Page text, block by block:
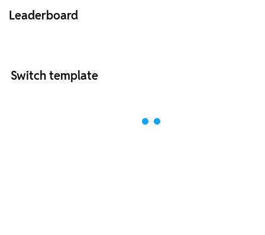
Leaderboard
Switch template